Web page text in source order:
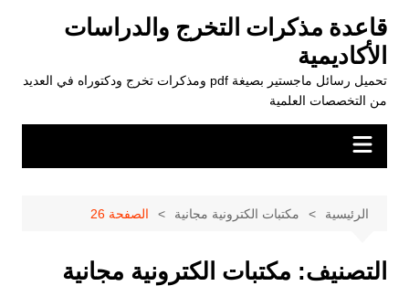
المحتوى
قاعدة مذكرات التخرج والدراسات
الأكاديمية
تحميل رسائل ماجستير بصيغة pdf ومذكرات تخرج ودكتوراه في العديد
من التخصصات العلمية
الرئيسية مكتبات الكترونية مجانية الصفحة 26
التصنيف: مكتبات الكترونية مجانية